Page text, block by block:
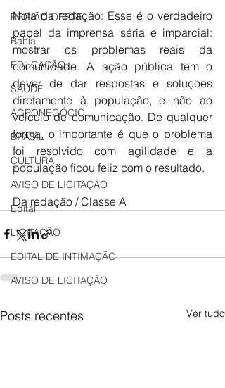
REGIÃO OESTE
Bahia
EDUCAÇÃO
SAÚDE
AGRONEGÓCIO
BRASIL
CULTURA
AVISO DE LICITAÇÃO
Edital
LICITAÇÃO
EDITAL DE INTIMAÇÃO
AVISO DE LICITAÇÃO
​Nota da redação: Esse é o verdadeiro
papel da imprensa séria e imparcial:
mostrar os problemas reais da
comunidade. A ação pública tem o
dever de dar respostas e soluções
diretamente à população, e não ao
veículo de comunicação. De qualquer
forma, o importante é que o problema
foi resolvido com agilidade e a
população ficou feliz com o resultado.
Da redação / Classe A
Posts recentes Ver tudo